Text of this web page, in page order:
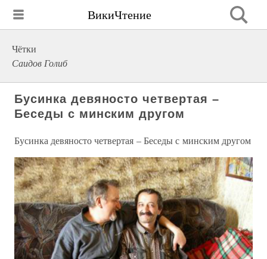
ВикиЧтение
Чётки
Саидов Голиб
Бусинка девяносто четвертая –
Беседы с минским другом
Бусинка девяносто четвертая – Беседы с минским другом